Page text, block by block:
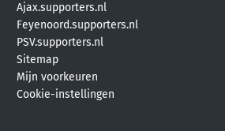
Ajax.supporters.nl
Feyenoord.supporters.nl
PSV.supporters.nl
Sitemap
Mijn voorkeuren
Cookie-instellingen